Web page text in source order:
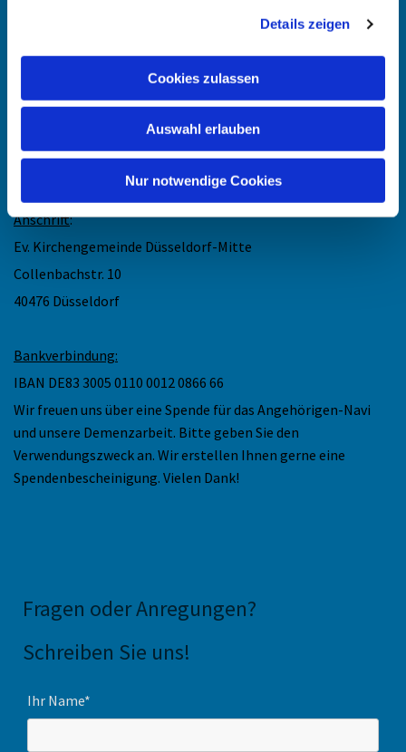
Details zeigen
Cookies zulassen
Auswahl erlauben
Nur notwendige Cookies
Kontakt:
Telefon: +49211-948 27 40
(telefonische Sprechzeit: Mo und Do 11.30 - 13 Uhr)
Mail: maike.keske@ekir.de
Anschrift:
Ev. Kirchengemeinde Düsseldorf-Mitte
Collenbachstr. 10
40476 Düsseldorf
Bankverbindung:
IBAN DE83 3005 0110 0012 0866 66
Wir freuen uns über eine Spende für das Angehörigen-Navi
und unsere Demenzarbeit. Bitte geben Sie den
Verwendungszweck an. Wir erstellen Ihnen gerne eine
Spendenbescheinigung. Vielen Dank!
Fragen oder Anregungen?
Schreiben Sie uns!
Ihr Name*